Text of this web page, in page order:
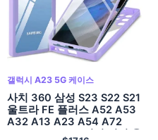
갤럭시 A23 5G 케이스
사치 360 삼성 S23 S22 S21
울트라 FE 플러스 A52 A53
A32 A13 A23 A54 A72
A33 5G 소프트 뒷면 커버 용